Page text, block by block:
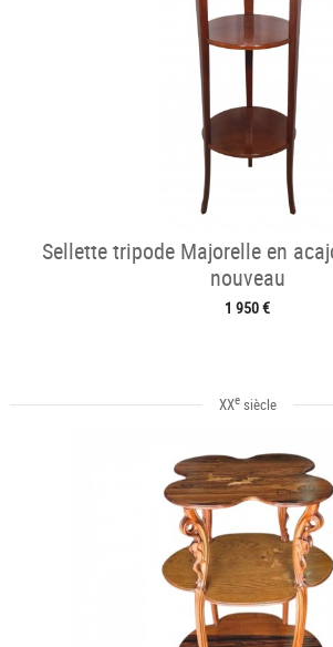
Sellette tripode Majorelle en
nouveau
1 950 €
XXesiècle